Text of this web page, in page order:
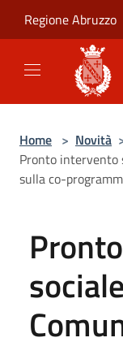
Regione Abruzzo
Home > Novità
Pronto intervento
sulla co-